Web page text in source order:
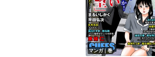
マンガ｜巻